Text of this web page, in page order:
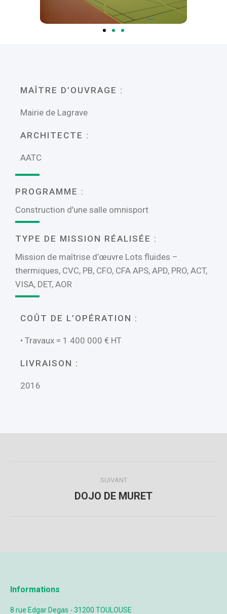
MAÎTRE D’OUVRAGE :
Mairie de Lagrave
ARCHITECTE :
AATC
PROGRAMME :
Construction d’une salle omnisport
TYPE DE MISSION RÉALISÉE :
Mission de maîtrise d’œuvre Lots fluides –
thermiques, CVC, PB, CFO, CFA APS, APD, PRO, ACT,
VISA, DET, AOR
COÛT DE L’OPÉRATION :
• Travaux = 1 400 000 € HT
LIVRAISON :
2016
SUIVANT
DOJO DE MURET
Informations
8 rue Edgar Degas - 31200 TOULOUSE